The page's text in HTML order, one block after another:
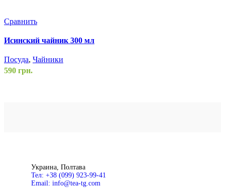
Сравнить
Исинский чайник 300 мл
Посуда, Чайники
590 грн.
Украина, Полтава
Тел: +38 (099) 923-99-41
Email: info@tea-tg.com